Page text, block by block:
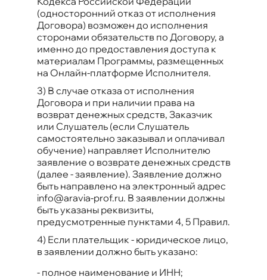
(односторонний отказ от исполнения
Договора) возможен до исполнения
сторонами обязательств по Договору, а
именно до предоставления доступа к
материалам Программы, размещенных
на Онлайн-платформе Исполнителя.
3) В случае отказа от исполнения
Договора и при наличии права на
возврат денежных средств, Заказчик
или Слушатель (если Слушатель
самостоятельно заказывал и оплачивал
обучение) направляет Исполнителю
заявление о возврате денежных средств
(далее - заявление). Заявление должно
быть направлено на электронный адрес
info@aravia-prof.ru. В заявлении должны
быть указаны реквизиты,
предусмотренные пунктами 4, 5 Правил.
4) Если плательщик - юридическое лицо,
в заявлении должно быть указано:
- полное наименование и ИНН;